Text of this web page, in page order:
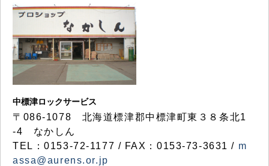
中標津ロックサービス
〒086-1078 北海道標津郡中標津町東３８条北1
-4 なかしん
TEL：0153-72-1177 / FAX：0153-73-3631 / m
assa@aurens.or.jp